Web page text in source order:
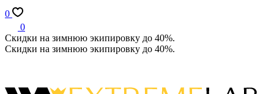
0
0
Скидки на зимнюю экипировку до 40%.
Скидки на зимнюю экипировку до 40%.